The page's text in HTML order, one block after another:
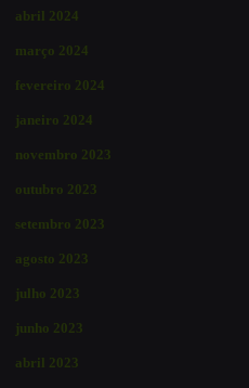
abril 2024
março 2024
fevereiro 2024
janeiro 2024
novembro 2023
outubro 2023
setembro 2023
agosto 2023
julho 2023
junho 2023
abril 2023